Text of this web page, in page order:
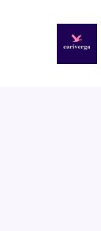
содержимому